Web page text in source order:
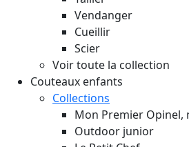
Vendanger
Cueillir
Scier
Voir toute la collection
Couteaux enfants
Collections
Mon Premier
Outdoor junior